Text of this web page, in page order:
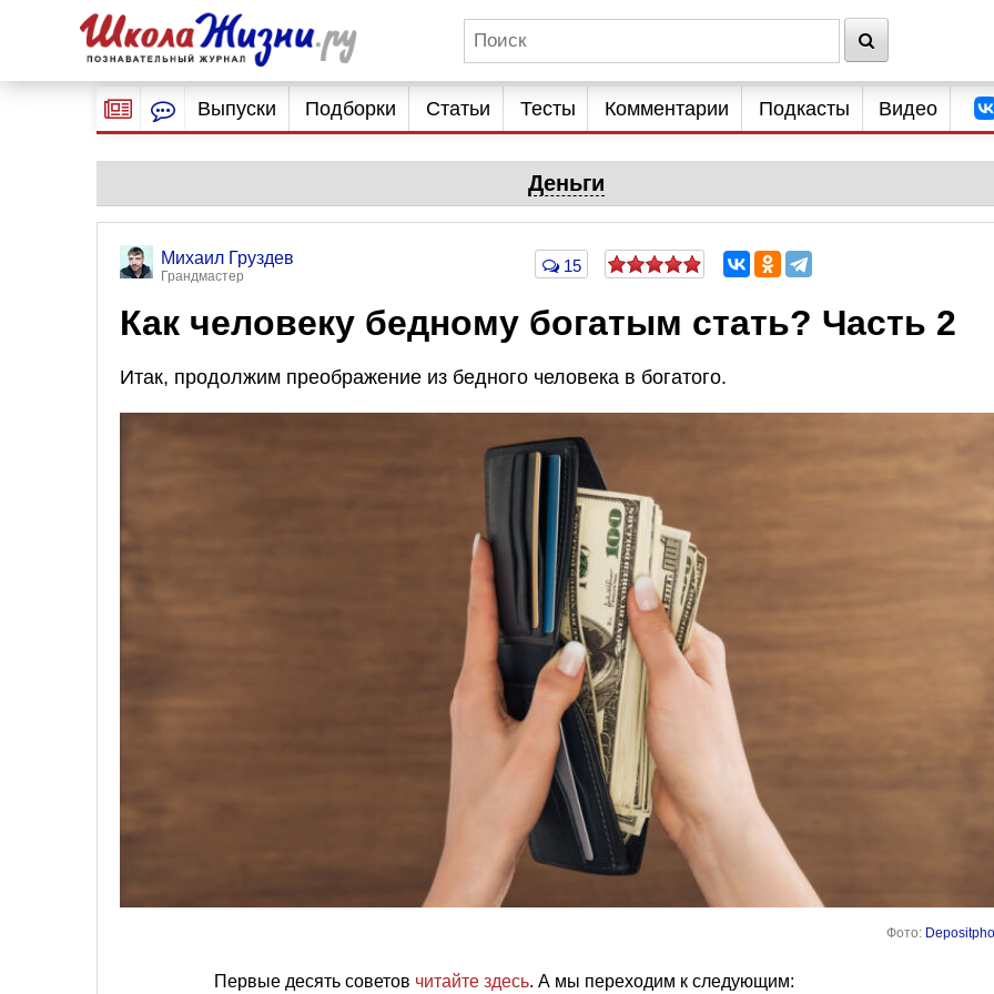
Выпуски Подборки Статьи Тесты Комментарии Подкасты Видео
Деньги
Михаил Груздев
Грандмастер
15
Как человеку бедному богатым стать? Часть 2
Итак, продолжим преображение из бедного человека в богатого.
Фото:
Первые десять советов читайте здесь. А мы переходим к следующим: